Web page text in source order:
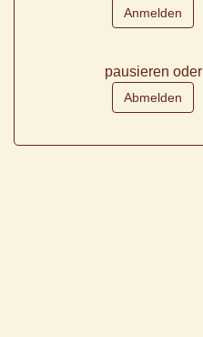
pausieren oder